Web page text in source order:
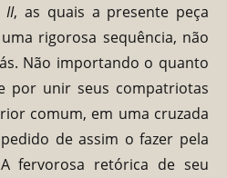
II, as quais a presente peça
rigorosa sequência, não
Não importando o quanto
por unir seus compatriotas
comum, em uma cruzada
de assim o fazer pela
fervorosa retórica de seu